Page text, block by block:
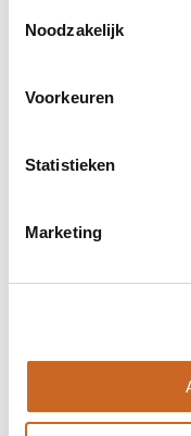
Noodzakelijk
Voorkeuren
Statistieken
Marketing